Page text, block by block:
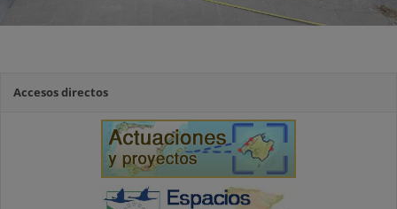
Accesos directos